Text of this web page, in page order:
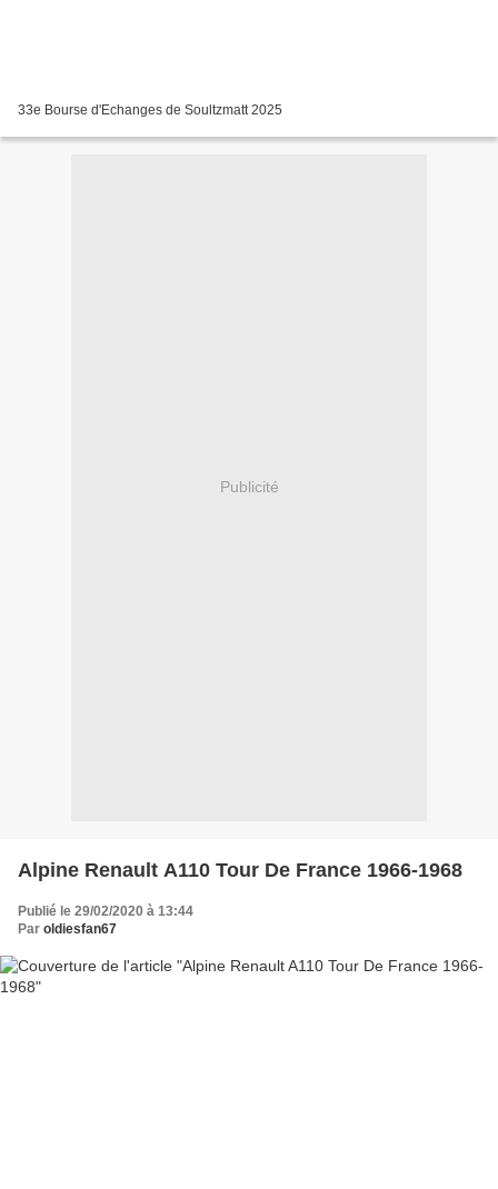
33e Bourse d'Echanges de Soultzmatt 2025
Publicité
Alpine Renault A110 Tour De France 1966-1968
Publié le 29/02/2020 à 13:44
Par oldiesfan67